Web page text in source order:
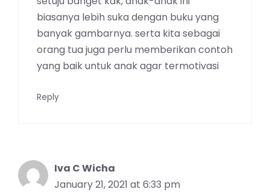
biasanya lebih suka dengan buku yang
banyak gambarnya. serta kita sebagai
orang tua juga perlu memberikan contoh
yang baik untuk anak agar termotivasi
Reply
Iva C Wicha
January 21, 2021 at 6:33 pm